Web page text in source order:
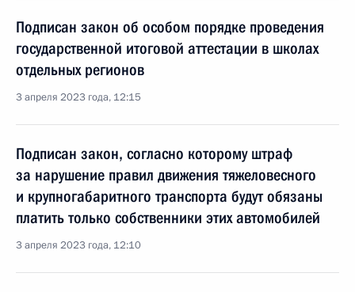
Подписан закон об особом порядке проведения
государственной итоговой аттестации в школах
отдельных регионов
3 апреля 2023 года, 12:15
Подписан закон, согласно которому штраф
за нарушение правил движения тяжеловесного
и крупногабаритного транспорта будут обязаны
платить только собственники этих автомобилей
3 апреля 2023 года, 12:10